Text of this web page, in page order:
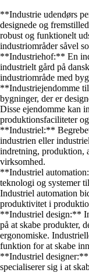
**Industrie udendørs
designede og
robust og funktionelt
industriområder såvel
**Industriehof:** En
industrielt gård på
industriområde med
**Industriejendomme
bygninger, der er
Disse ejendomme kan
produktionsfaciliteter
**Industriel:**
industrien eller
indretning, produktion,
virksomhed.
**Industriel
teknologi og systemer
Industriel automation
produktivitet i
**Industriel design:**
på at skabe produkter,
ergonomiske.
funktion for at skabe
**Industriel designer:**
specialiserer sig i at